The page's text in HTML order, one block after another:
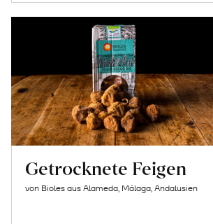
Getrocknete Feigen
von Bioles aus Alameda, Málaga, Andalusien